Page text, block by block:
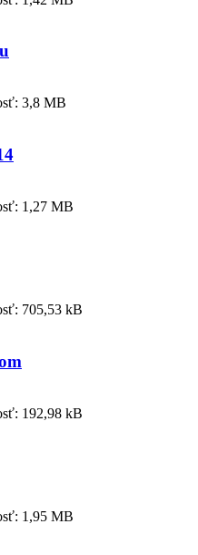
3,8 MB
1,27 MB
705,53 kB
192,98 kB
1,95 MB